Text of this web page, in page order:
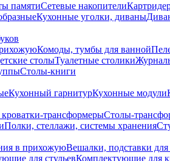
памятиСетевые накопители
Кухонные уголки, диваны
Комоды, тумбы для ванной
столыТуалетные столики
Столы-книги
Кухонный гарнитурКухонные модули
кроватки-трансформерыСтолы-
Полки, стеллажи, системы хранения
в прихожуюВешалки, подставки для
для стульевКомплектующие для